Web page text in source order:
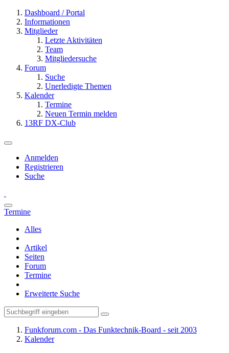
Dashboard / Portal
Informationen
Mitglieder
Letzte Aktivitäten
Team
Mitgliedersuche
Forum
Suche
Unerledigte Themen
Kalender
Termine
Neuen Termin melden
13RF DX-Club
Anmelden
Registrieren
Suche
Termine
Alles
Artikel
Seiten
Forum
Termine
Erweiterte Suche
Funkforum.com - Das Funktechnik-Board - seit 2003
Kalender